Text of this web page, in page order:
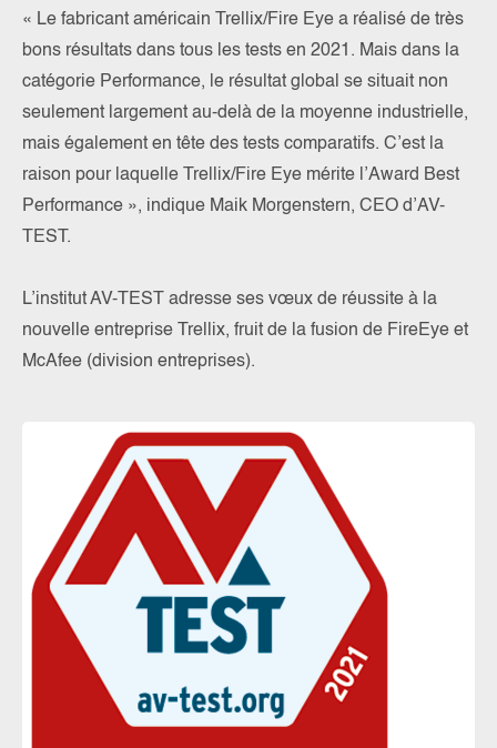
« Le fabricant américain Trellix/Fire Eye a réalisé de très
bons résultats dans tous les tests en 2021. Mais dans la
catégorie Performance, le résultat global se situait non
seulement largement au-delà de la moyenne industrielle,
mais également en tête des tests comparatifs. C’est la
raison pour laquelle Trellix/Fire Eye mérite l’Award Best
Performance », indique Maik Morgenstern, CEO d’AV-
TEST.
L’institut AV-TEST adresse ses vœux de réussite à la
nouvelle entreprise Trellix, fruit de la fusion de FireEye et
McAfee (division entreprises).